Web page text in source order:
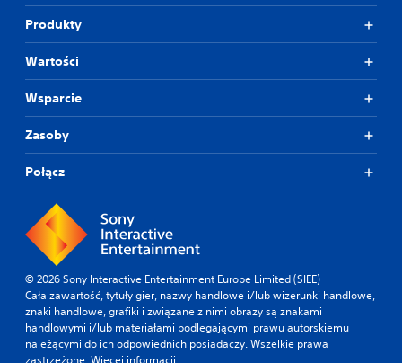
Produkty
Wartości
Wsparcie
Zasoby
Połącz
© 2026 Sony Interactive Entertainment Europe Limited (SIEE)
Cała zawartość, tytuły gier, nazwy handlowe i/lub wizerunki handlowe,
znaki handlowe, grafiki i związane z nimi obrazy są znakami
handlowymi i/lub materiałami podlegającymi prawu autorskiemu
należącymi do ich odpowiednich posiadaczy. Wszelkie prawa